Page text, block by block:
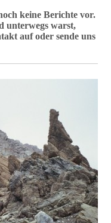
keine Berichte vor.
unterwegs warst,
auf oder sende uns